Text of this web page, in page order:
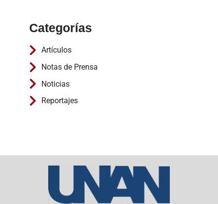
Categorías
Artículos
Notas de Prensa
Noticias
Reportajes